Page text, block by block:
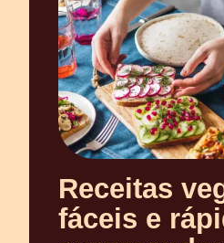
Receitas
fáceis e